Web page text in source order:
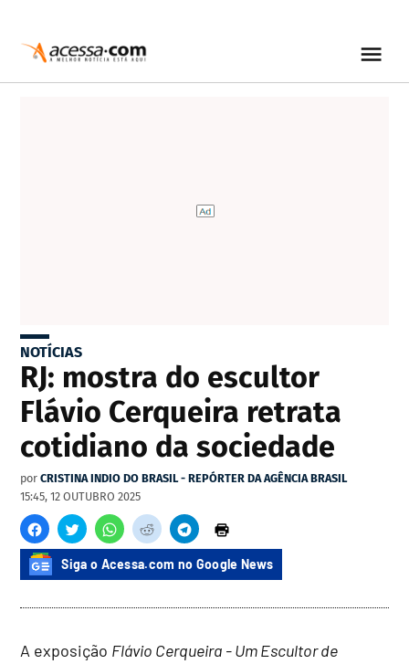
NOTÍCIAS
RJ: mostra do escultor
Flávio Cerqueira retrata
cotidiano da sociedade
por CRISTINA INDIO DO BRASIL - REPÓRTER DA AGÊNCIA BRASIL
15:45, 12 OUTUBRO 2025
Siga o Acessa.com no Google News
A exposição Flávio Cerqueira - Um Escultor de